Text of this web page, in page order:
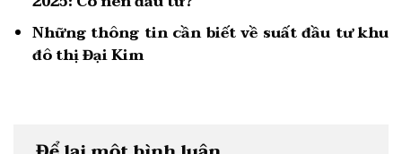
Những thông tin cần biết về suất đầu tư khu
đô thị Đại Kim